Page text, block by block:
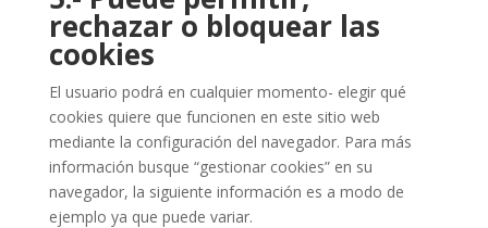
rechazar o bloquear las
cookies
El usuario podrá en cualquier momento- elegir qué
cookies quiere que funcionen en este sitio web
mediante la configuración del navegador. Para más
información busque “gestionar cookies” en su
navegador, la siguiente información es a modo de
ejemplo ya que puede variar.